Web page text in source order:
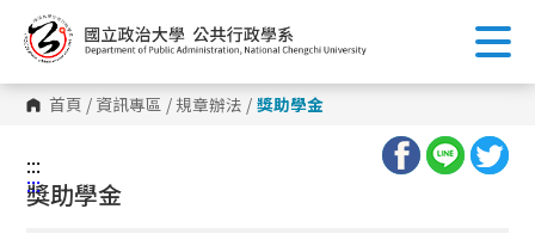
到
主
內
容 首頁 / 資訊專區 /規章辦法 / 獎助學金
:::
:::
獎助學金